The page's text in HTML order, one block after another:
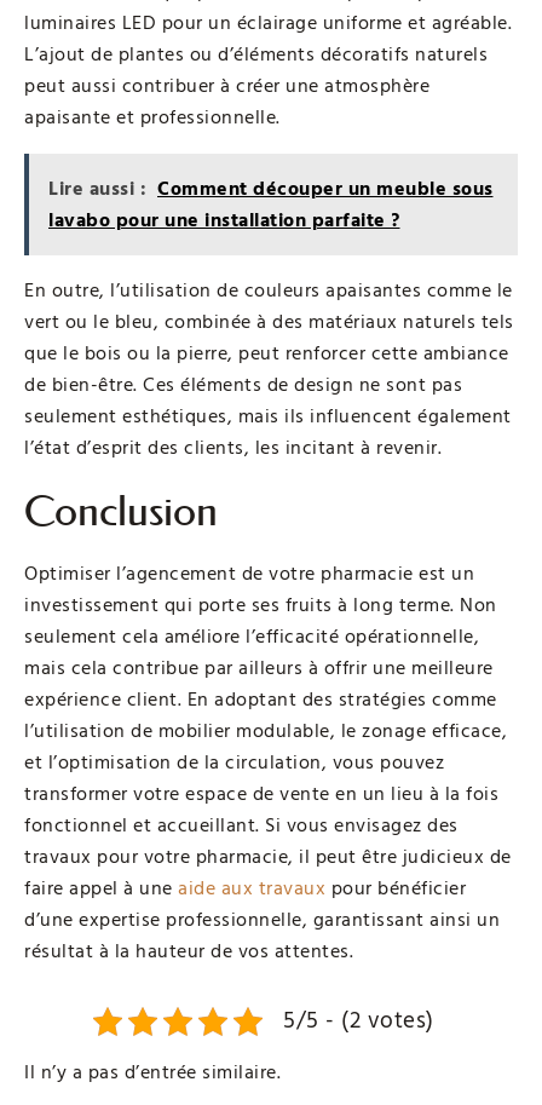
luminaires LED pour un éclairage uniforme et agréable.
L’ajout de plantes ou d’éléments décoratifs naturels
peut aussi contribuer à créer une atmosphère
apaisante et professionnelle.
Lire aussi : Comment découper un meuble sous
lavabo pour une installation parfaite ?
En outre, l’utilisation de couleurs apaisantes comme le
vert ou le bleu, combinée à des matériaux naturels tels
que le bois ou la pierre, peut renforcer cette ambiance
de bien-être. Ces éléments de design ne sont pas
seulement esthétiques, mais ils influencent également
l’état d’esprit des clients, les incitant à revenir.
Conclusion
Optimiser l’agencement de votre pharmacie est un
investissement qui porte ses fruits à long terme. Non
seulement cela améliore l’efficacité opérationnelle,
mais cela contribue par ailleurs à offrir une meilleure
expérience client. En adoptant des stratégies comme
l’utilisation de mobilier modulable, le zonage efficace,
et l’optimisation de la circulation, vous pouvez
transformer votre espace de vente en un lieu à la fois
fonctionnel et accueillant. Si vous envisagez des
travaux pour votre pharmacie, il peut être judicieux de
faire appel à une aide aux travaux pour bénéficier
d’une expertise professionnelle, garantissant ainsi un
résultat à la hauteur de vos attentes.
5/5 - (2 votes)
Il n’y a pas d’entrée similaire.